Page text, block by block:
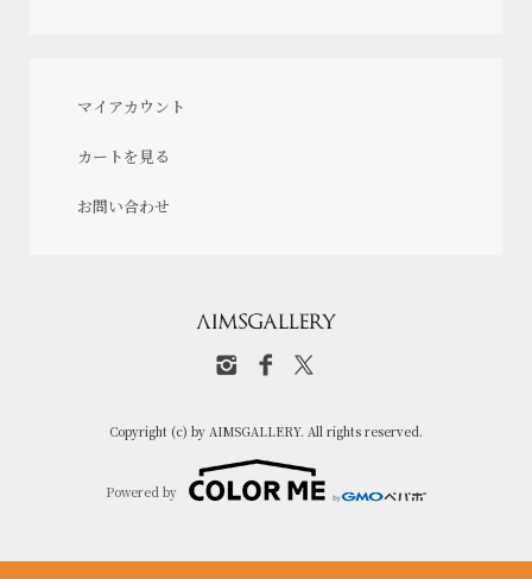
マイアカウント
カートを見る
お問い合わせ
Copyright (c) by AIMSGALLERY. All rights reserved.
Powered by